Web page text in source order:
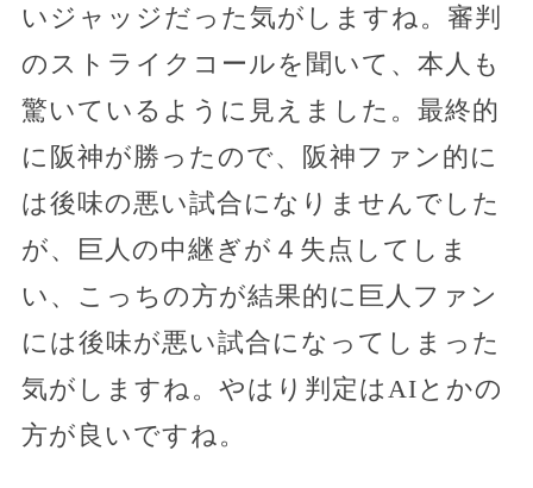
いジャッジだった気がしますね。審判
のストライクコールを聞いて、本人も
驚いているように見えました。最終的
に阪神が勝ったので、阪神ファン的に
は後味の悪い試合になりませんでした
が、巨人の中継ぎが４失点してしま
い、こっちの方が結果的に巨人ファン
には後味が悪い試合になってしまった
気がしますね。やはり判定はAIとかの
方が良いですね。